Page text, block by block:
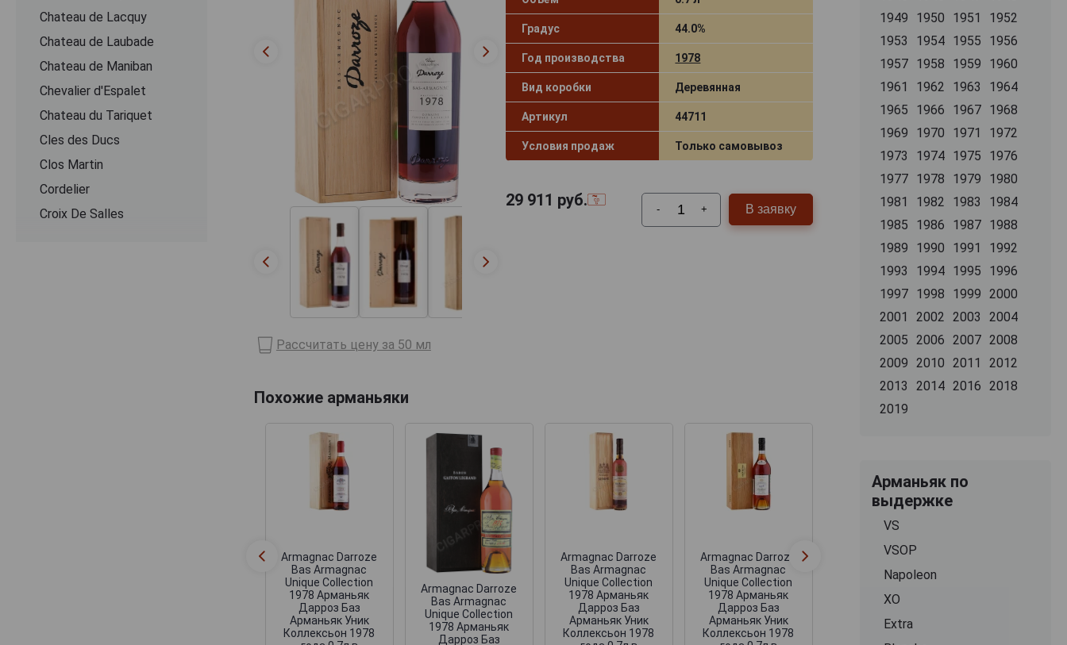
Chateau de Lacquy
Chateau de Laubade
Chateau de Maniban
Chevalier d'Espalet
Chаteau du Tariquet
Cles des Ducs
Clos Martin
Cordelier
Croix De Salles
Градус 44.0%
Год производства 1978
Вид коробки Деревянная
Артикул 44711
Условия продаж Только самовывоз
29 911 руб. - + В заявку
Рассчитать цену за 50 мл
Похожие арманьяки
Armagnac Darroze
Bas Armagnac
Unique Collection
1978 Арманьяк
Дарроз Баз
Арманьяк Уник
Коллексьон 1978
Armagnac Darroze
Bas Armagnac
Unique Collection
1978 Арманьяк
Дарроз Баз
Armagnac Darroze
Bas Armagnac
Unique Collection
1978 Арманьяк
Дарроз Баз
Арманьяк Уник
Коллексьон 1978
Armagnac Darroze
Bas Armagnac
Unique Collection
1978 Арманьяк
Дарроз Баз
Арманьяк Уник
Коллексьон 1978
Bas Armagnac
Unique Collection
1978 Арманьяк
Дарроз Баз
Арманьяк Уник
Коллексьон 1978
года 0.7л в
деревянной коробке
1949
1950 1951
1952
1953
1954 1955
1956
1957 1958 1959
1960
1961
1962 1963
1964
1965
1966 1967 1968
1969
1970 1971
1972
1973
1974 1975
1976
1977 1978 1979
1980
1981
1982 1983
1984
1985
1986 1987 1988
1989
1990 1991
1992
1993
1994 1995
1996
1997 1998 1999
2000
2001
2002 2003
2004
2005
2006 2007 2008
2009
2010 2011
2012
2013
2014 2016
2018
2019
Арманьяк по
выдержке
VS
VSOP
Napoleon
XO
Extra